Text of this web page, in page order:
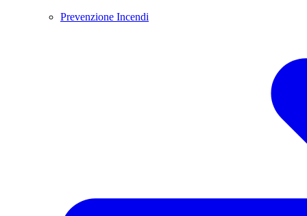
Prevenzione Incendi